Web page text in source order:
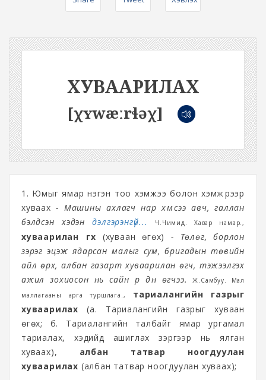
ХУВААРИЛАХ
[χʏwæːrɬəχ]
1. Юмыг ямар нэгэн тоо хэмжээ болон хэмжүүрээр
хуваах- Машины ахлагч нар хүмүүсээ авч, галлан
бэлдсэн хэдэндэлгэрэнгүй... Ч.Чимид. Хавар намар.,
хуваарилан өгөх (хуваан өгөх) - Төлөг, борлон
зэрэг эцэж ядарсан малыг сум, бригадын төвийн
айл өрх, албан газарт хуваарилан өгч, тэжээлгэх
ажил зохиосон нь сайн үр дүн өгчээ.
Ж.Самбуу. Мал
маллагааны арга туршлага.,
тариалангийн газрыг
хуваарилах (а. Тариалангийн газрыг хуваан
өгөх; б. Тариалангийн талбайг ямар ургамал
тариалах, хэдийд ашиглах зэргээр нь ялган
хуваах), албан татвар ноогдуулан
хуваарилах (албан татвар ноогдуулан хуваах);